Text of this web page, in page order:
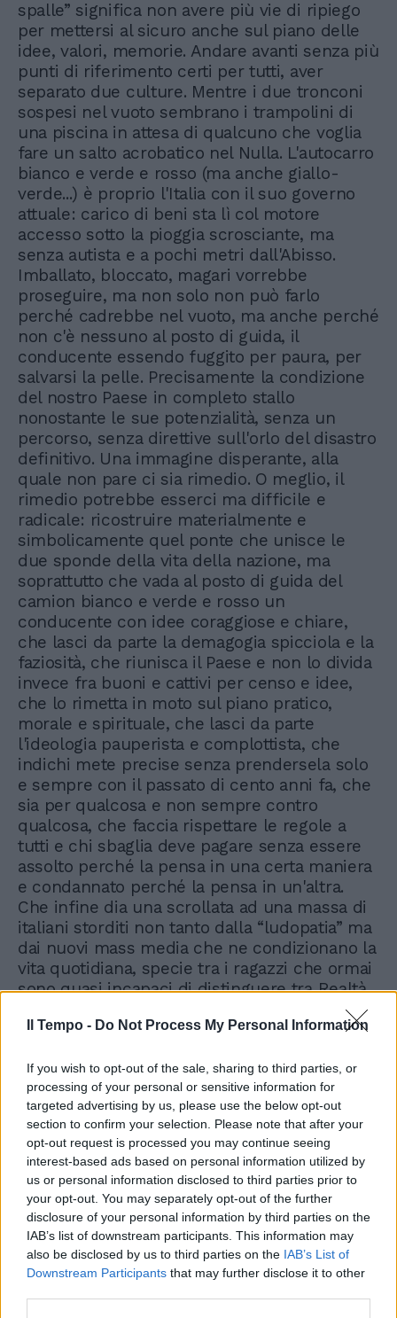
Il Tempo - Do Not Process My Personal Information
If you wish to opt-out of the sale, sharing to third parties, or
processing of your personal or sensitive information for
targeted advertising by us, please use the below opt-out
section to confirm your selection. Please note that after your
opt-out request is processed you may continue seeing
interest-based ads based on personal information utilized by
us or personal information disclosed to third parties prior to
your opt-out. You may separately opt-out of the further
disclosure of your personal information by third parties on the
IAB’s list of downstream participants. This information may
also be disclosed by us to third parties on the IAB’s List of
Downstream Participants that may further disclose it to other
spalle” significa non avere più vie di ripiego
per mettersi al sicuro anche sul piano delle
idee, valori, memorie. Andare avanti senza più
punti di riferimento certi per tutti, aver
separato due culture. Mentre i due tronconi
sospesi nel vuoto sembrano i trampolini di
una piscina in attesa di qualcuno che voglia
fare un salto acrobatico nel Nulla. L'autocarro
bianco e verde e rosso (ma anche giallo-
verde...) è proprio l'Italia con il suo governo
attuale: carico di beni sta lì col motore
accesso sotto la pioggia scrosciante, ma
senza autista e a pochi metri dall'Abisso.
Imballato, bloccato, magari vorrebbe
proseguire, ma non solo non può farlo
perché cadrebbe nel vuoto, ma anche perché
non c'è nessuno al posto di guida, il
conducente essendo fuggito per paura, per
salvarsi la pelle. Precisamente la condizione
del nostro Paese in completo stallo
nonostante le sue potenzialità, senza un
percorso, senza direttive sull'orlo del disastro
definitivo. Una immagine disperante, alla
quale non pare ci sia rimedio. O meglio, il
rimedio potrebbe esserci ma difficile e
radicale: ricostruire materialmente e
simbolicamente quel ponte che unisce le
due sponde della vita della nazione, ma
soprattutto che vada al posto di guida del
camion bianco e verde e rosso un
conducente con idee coraggiose e chiare,
che lasci da parte la demagogia spicciola e la
faziosità, che riunisca il Paese e non lo divida
invece fra buoni e cattivi per censo e idee,
che lo rimetta in moto sul piano pratico,
morale e spirituale, che lasci da parte
l'ideologia pauperista e complottista, che
indichi mete precise senza prendersela solo
e sempre con il passato di cento anni fa, che
sia per qualcosa e non sempre contro
qualcosa, che faccia rispettare le regole a
tutti e chi sbaglia deve pagare senza essere
assolto perché la pensa in una certa maniera
e condannato perché la pensa in un'altra.
Che infine dia una scrollata ad una massa di
italiani storditi non tanto dalla “ludopatia” ma
dai nuovi mass media che ne condizionano la
vita quotidiana, specie tra i ragazzi che ormai
sono quasi incapaci di distinguere tra Realtà
e Finzione e che da minorenni commettono
reati atroci “per noia” senza rendersi conto
un'operazione culturale. Vale a dire
ricostruire una cultura che ricolleghi passato
e presente di uuna nazione che preferisce
rimuovere e condannare invece di accettare
e capire. Una cultura senza iati, senza
interruzioni, che ricostruisca l'identità di un
popolo che l'ha persa dimenticando se stesso
in nome di un demagogico “buonismo”, di
una generica “democrazia”, di slogan come
“torniamo umani”. Verrebbe voglia di dire
invece: “torniamo alieni”. Cioè diversi dalla
mucillagine indistinta che ci assedia,